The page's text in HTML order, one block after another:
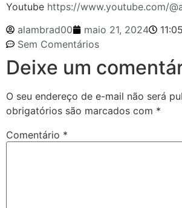
Youtube https://www.youtube.com/
alambrad00
maio 21, 2024
Sem Comentários
Deixe um
O seu endereço de e-mail não será
obrigatórios são marcados com *
Comentário *